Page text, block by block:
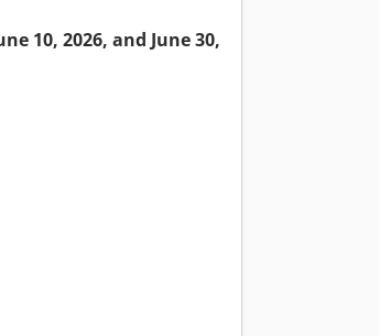
10, 2026, and June 30,